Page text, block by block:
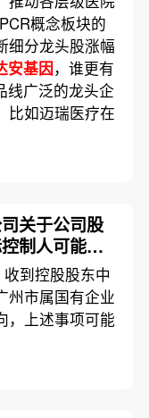
概念板块的
细分龙头股涨幅
安基因，谁更有
线广泛的龙头企
比如迈瑞医疗在
关于公司股
制人可能发
收到控股股东中
州市属国有企业
，上述事项可能